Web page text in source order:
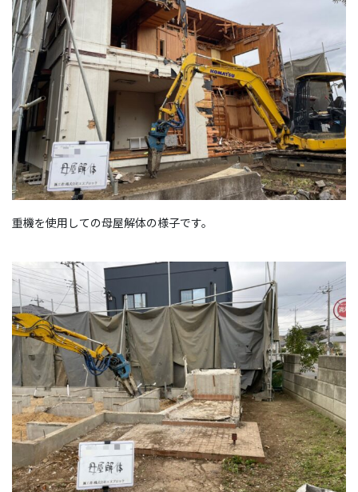
重機を使用しての母屋解体の様子です。